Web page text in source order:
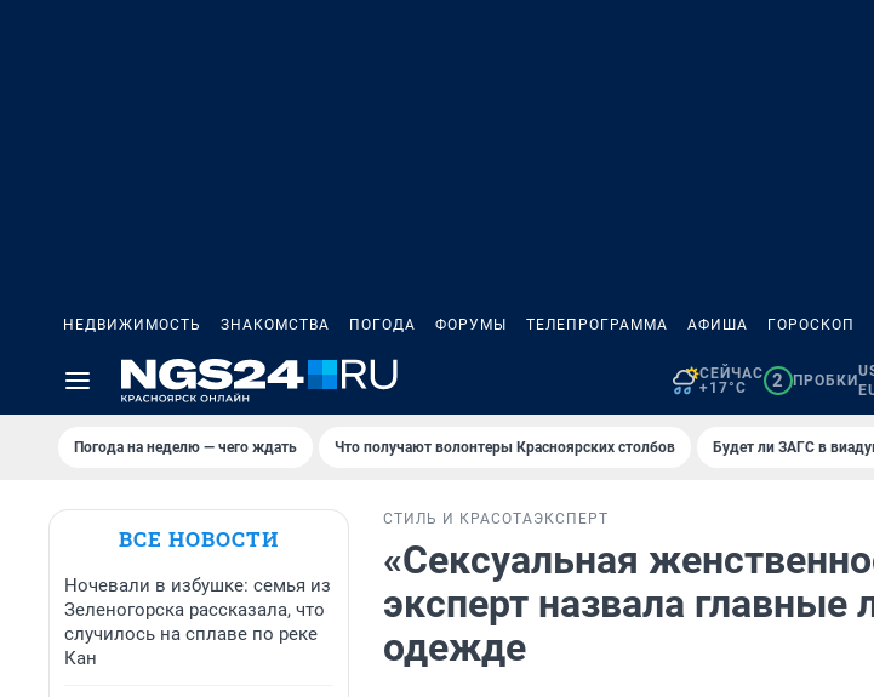
НЕДВИЖИМОСТЬ ЗНАКОМСТВА ПОГОДА ФОРУМЫ ТЕЛЕПРОГРАММА АФИША ГОРОСКОП
СЕЙЧАС
+17°C
2 ПРОБКИ
Погода на неделю — чего ждать Что получают волонтеры Красноярских столбов Будет ли ЗАГС в
ВСЕ НОВОСТИ
Ночевали в избушке: семья из
Зеленогорска рассказала, что
случилось на сплаве по реке
Кан
СТИЛЬ И КРАСОТАЭКСПЕРТ
«Сексуальная
эксперт назвала главные
одежде